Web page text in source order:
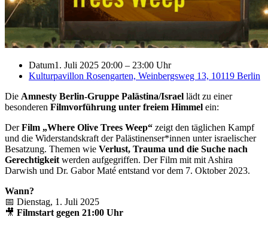
Datum1. Juli 2025 20:00 – 23:00 Uhr
Kulturpavillon Rosengarten, Weinbergsweg 13, 10119 Berlin
Die Amnesty Berlin-Gruppe Palästina/Israel lädt zu einer
besonderen Filmvorführung unter freiem Himmel ein:
DerFilm „Where Olive Trees Weep“ zeigt den täglichen Kampf
und die Widerstandskraft der Palästinenser*innen unter israelischer
Besatzung. Themen wie Verlust, Trauma und die Suche nach
Gerechtigkeit werden aufgegriffen. Der Film mit mit Ashira
Darwish und Dr. Gabor Maté entstand vor dem 7. Oktober 2023.
Wann?
📅 Dienstag, 1. Juli 2025
🎥 Filmstart gegen 21:00 Uhr